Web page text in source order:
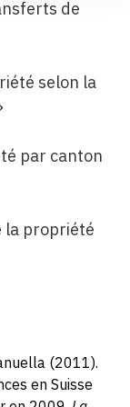
de
selon la
par canton
la propriété
(2011).
en Suisse